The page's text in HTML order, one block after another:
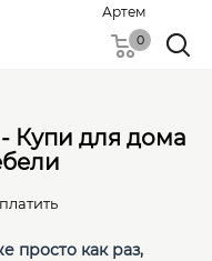
Артем
0
- Купи для дома
просто как раз,